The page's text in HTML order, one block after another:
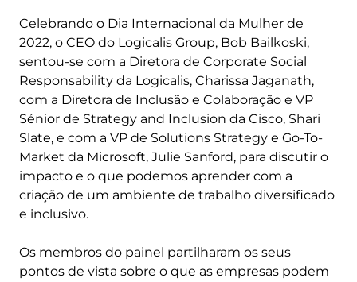
Celebrando o Dia Internacional da Mulher de
2022, o CEO do Logicalis Group, Bob Bailkoski,
sentou-se com a Diretora de Corporate Social
Responsability da Logicalis, Charissa Jaganath,
com a Diretora de Inclusão e Colaboração e VP
Sénior de Strategy and Inclusion da Cisco, Shari
Slate, e com a VP de Solutions Strategy e Go-To-
Market da Microsoft, Julie Sanford, para discutir o
impacto e o que podemos aprender com a
criação de um ambiente de trabalho diversificado
e inclusivo.
Os membros do painel partilharam os seus
pontos de vista sobre o que as empresas podem